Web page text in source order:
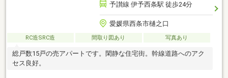
予讃線 伊予西条駅 徒歩24分
愛媛県西条市樋之口
RC造SRC造 間取り図あり 写真あり
総戸数15戸の売アパートです。閑静な住宅街。幹線道路へのアク
セス良好。